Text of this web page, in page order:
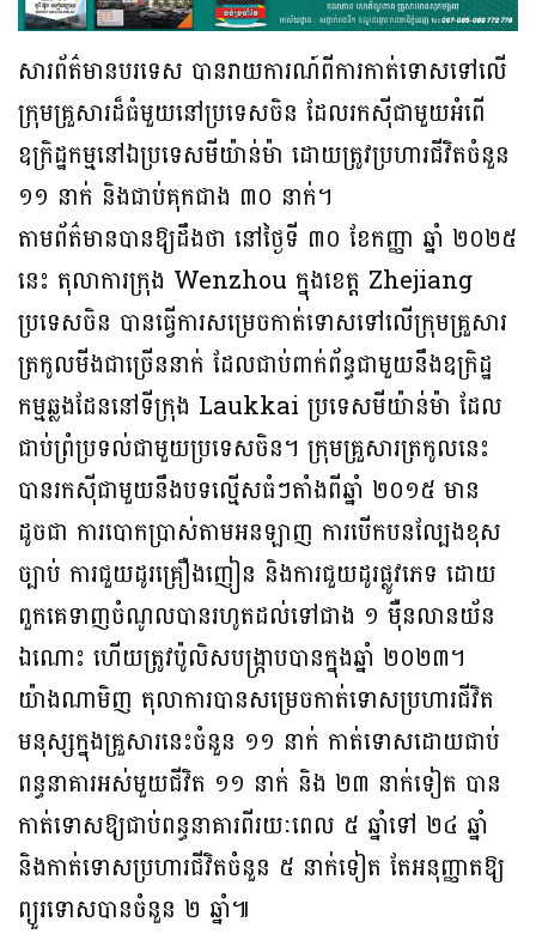
សារព័ត៌មានបរទេស បានរាយការណ៍ពីការកាត់ទោសទៅលើ
ក្រុមគ្រួសារដ៏ធំមួយនៅប្រទេសចិន ដែលរកស៊ីជាមួយអំពើ
ឧក្រិដ្ឋកម្មនៅឯប្រទេសមីយ៉ាន់ម៉ា ដោយត្រូវប្រហារជីវិតចំនួន
១១ នាក់ និងជាប់គុកជាង ៣០ នាក់។
តាមព័ត៌មានបានឱ្យដឹងថា នៅថ្ងៃទី ៣០ ខែកញ្ញា ឆ្នាំ ២០២៥
នេះ តុលាការក្រុង Wenzhou ក្នុងខេត្ត Zhejiang
ប្រទេសចិន បានធ្វើការសម្រេចកាត់ទោសទៅលើក្រុមគ្រួសារ
ត្រកូលមីងជាច្រើននាក់ ដែលជាប់ពាក់ព័ន្ធជាមួយនឹងឧក្រិដ្ឋ
កម្មឆ្លងដែននៅទីក្រុង Laukkai ប្រទេសមីយ៉ាន់ម៉ា ដែល
ជាប់ព្រំប្រទល់ជាមួយប្រទេសចិន។ ក្រុមគ្រួសារត្រកូលនេះ
បានរកស៊ីជាមួយនឹងបទល្មើសធំៗតាំងពីឆ្នាំ ២០១៥ មាន
ដូចជា ការបោកប្រាស់តាមអនឡាញ ការបើកបនល្បែងខុស
ច្បាប់ ការជួយដូរគ្រឿងញៀន និងការជួយដូរផ្លូវភេទ ដោយ
ពួកគេទាញចំណូលបានរហូតដល់ទៅជាង ១ ម៉ឺនលានយ័ន
ឯណោះ ហើយត្រូវប៉ូលិសបង្រ្កាបបានក្នុងឆ្នាំ ២០២៣។
យ៉ាងណាមិញ តុលាការបានសម្រេចកាត់ទោសប្រហារជីវិត
មនុស្សក្នុងគ្រួសារនេះចំនួន ១១ នាក់ កាត់ទោសដោយជាប់
ពន្ធនាគារអស់មួយជីវិត ១១ នាក់ និង ២៣ នាក់ទៀត បាន
កាត់ទោសឱ្យជាប់ពន្ធនាគារពីរយៈពេល ៥ ឆ្នាំទៅ ២៤ ឆ្នាំ
និងកាត់ទោសប្រហារជីវិតចំនួន ៥ នាក់ទៀត តែអនុញ្ញាតឱ្យ
ព្យួរទោសបានចំនួន ២ ឆ្នាំ៕